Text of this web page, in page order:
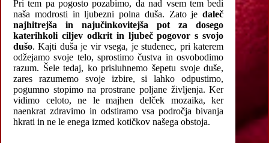
Pri tem pa pogosto pozabimo, da nad vsem tem bedi
naša modrosti in ljubezni polna duša. Zato jedaleč
najhitrejša in najučinkovitejša pot za dosego
katerihkoli ciljev odkrit in ljubeč pogovor s svojo
dušo. Kajti duša je vir vsega, je studenec, pri katerem
odžejamo svoje telo, sprostimo čustva in osvobodimo
razum. Šele tedaj, ko prisluhnemo šepetu svoje duše,
zares razumemo svoje izbire, si lahko odpustimo,
pogumno stopimo na prostrane poljane življenja. Ker
vidimo celoto, ne le majhen delček mozaika, ker
naenkrat zdravimo in odstiramo vsa področja bivanja
hkrati in ne le enega izmed kotičkov našega obstoja.